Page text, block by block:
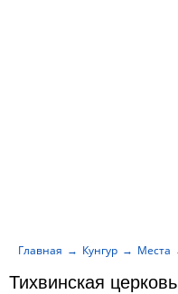
Тихвинская церковь
Главная Кунгур Места